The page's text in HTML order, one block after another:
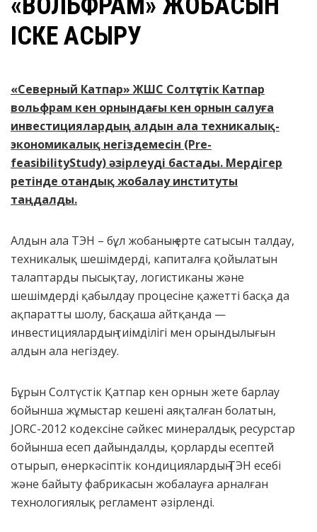
ІСКЕ АСЫРУ
«Северный Катпар» ЖШС Солтүстік Катпар
вольфрам кен орнындағы кен орнын салуға
инвестициялардың алдын ала техникалық-
экономикалық негіздемесін (Pre-
feasibilityStudy) әзірлеуді бастады. Мердігер
ретінде отандық жобалау институты
таңдалды.
Алдын ала ТЭН – бұл жобаның ерте сатысын талдау,
техникалық шешімдерді, капиталға қойылатын
талаптарды пысықтау, логистиканы және
шешімдерді қабылдау процесіне қажетті басқа да
ақпаратты шолу, басқаша айтқанда —
инвестициялардың тиімділігі мен орындылығын
алдын ала негіздеу.
Бұрын Солтүстік Қатпар кен орнын жете барлау
бойынша жұмыстар кешені аяқталған болатын,
JORC-2012 кодексіне сәйкес минералдық ресурстар
бойынша есеп дайындалды, қорларды есептей
отырып, өнеркәсіптік кондициялардың ТЭН есебі
және байыту фабрикасын жобалауға арналған
технологиялық регламент әзірленді.